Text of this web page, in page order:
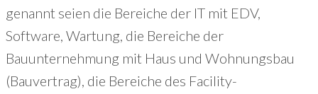
genannt seien die Bereiche der IT mit EDV,
Software, Wartung, die Bereiche der
Bauunternehmung mit Haus und Wohnungsbau
(Bauvertrag), die Bereiche des Facility-